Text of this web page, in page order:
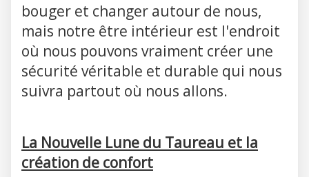
bouger et changer autour de nous,
mais notre être intérieur est l'endroit
où nous pouvons vraiment créer une
sécurité véritable et durable qui nous
suivra partout où nous allons.
La Nouvelle Lune du Taureau et la
création de confort